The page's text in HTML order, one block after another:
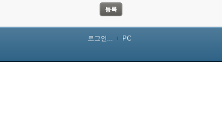
등록
로그인... PC